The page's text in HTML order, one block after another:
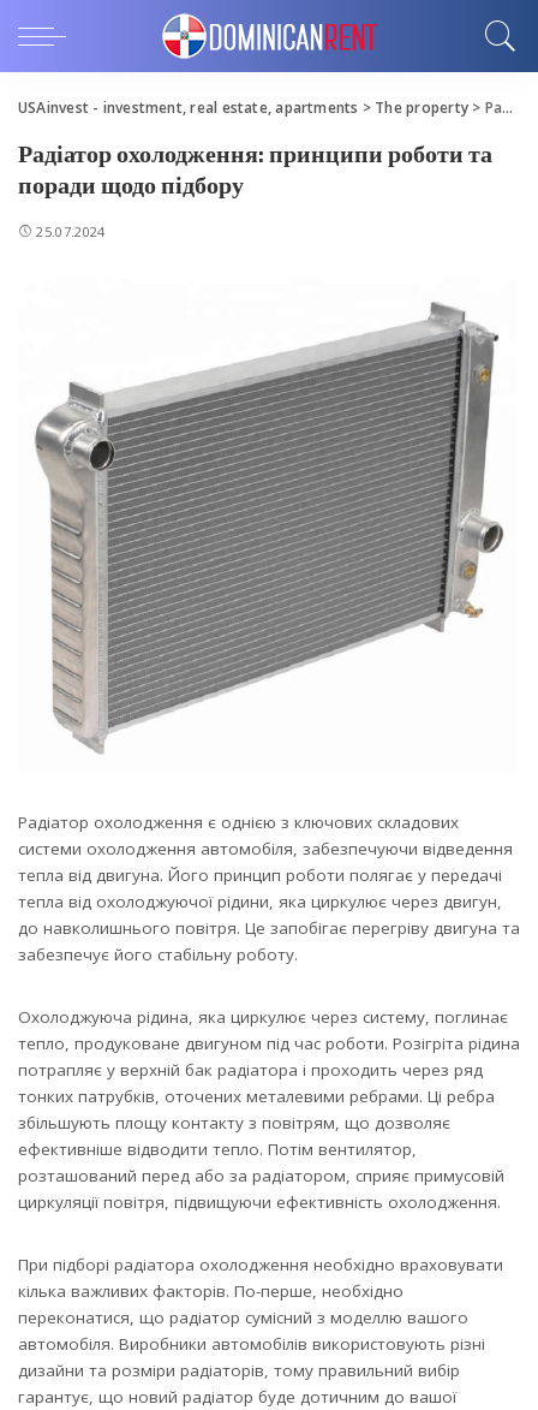
USAinvest - investment, real estate, apartments > The property> Радіатор охолодження: принципи роботи та поради щодо підбору
Радіатор охолодження: принципи роботи та
поради щодо підбору
25.07.2024
Радіатор охолодження є однією з ключових складових
системи охолодження автомобіля, забезпечуючи відведення
тепла від двигуна. Його принцип роботи полягає у передачі
тепла від охолоджуючої рідини, яка циркулює через двигун,
до навколишнього повітря. Це запобігає перегріву двигуна та
забезпечує його стабільну роботу.
Охолоджуюча рідина, яка циркулює через систему, поглинає
тепло, продуковане двигуном під час роботи. Розігріта рідина
потрапляє у верхній бак радіатора і проходить через ряд
тонких патрубків, оточених металевими ребрами. Ці ребра
збільшують площу контакту з повітрям, що дозволяє
ефективніше відводити тепло. Потім вентилятор,
розташований перед або за радіатором, сприяє примусовій
циркуляції повітря, підвищуючи ефективність охолодження.
При підборі радіатора охолодження необхідно враховувати
кілька важливих факторів. По-перше, необхідно
переконатися, що радіатор сумісний з моделлю вашого
автомобіля. Виробники автомобілів використовують різні
дизайни та розміри радіаторів, тому правильний вибір
гарантує, що новий радіатор буде дотичним до вашої